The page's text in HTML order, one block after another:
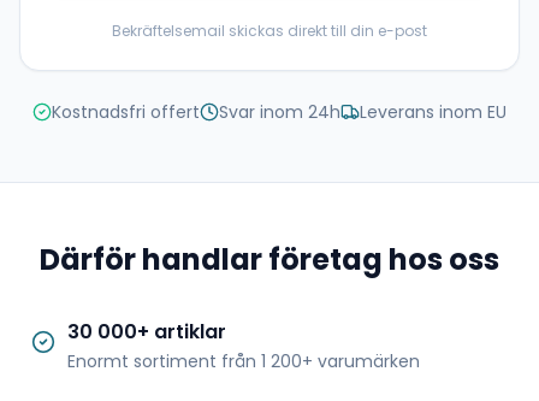
Bekräftelsemail skickas direkt till din e-post
Kostnadsfri offert Svar inom 24h Leverans inom EU
Därför handlar företag hos oss
30 000+ artiklar
Enormt sortiment från 1 200+ varumärken